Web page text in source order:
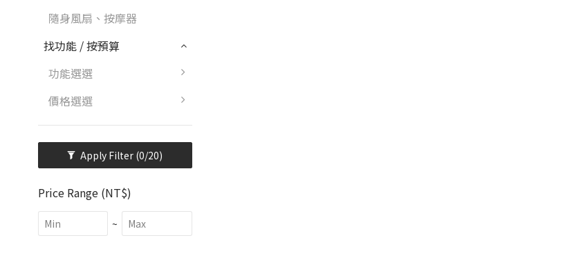
隨身風扇、按摩器
找功能 / 按預算
功能選選
價格選選
Apply Filter (0/20)
Price Range (NT$)
~